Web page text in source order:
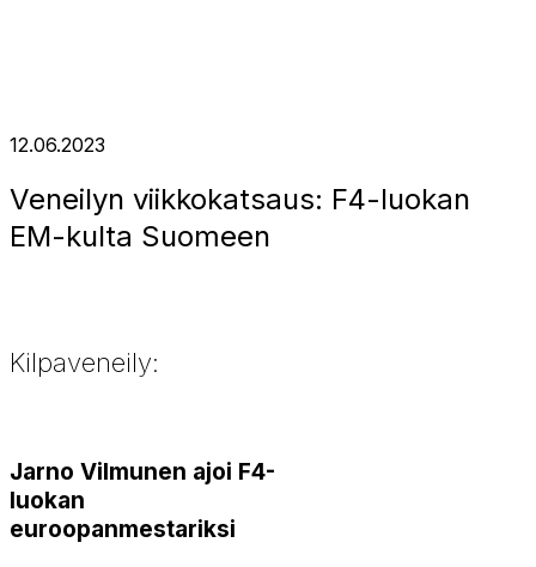
12.06.2023
Veneilyn viikkokatsaus: F4-luokan
EM-kulta Suomeen
Kilpaveneily:
Jarno Vilmunen ajoi F4-
luokan
euroopanmestariksi